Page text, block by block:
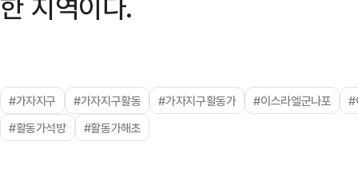
#가자지구 #가자지구활동 #가자지구활동가 #이스라엘군나포
#
#활동가석방
#활동가해초